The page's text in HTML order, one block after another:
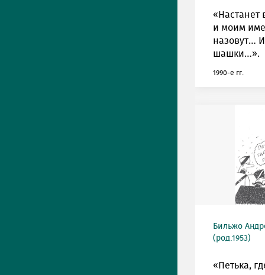
«Настанет
и моим
назовут…
шашки…».
1990-е гг.
Бильжо
(род.1953)
«Петька,